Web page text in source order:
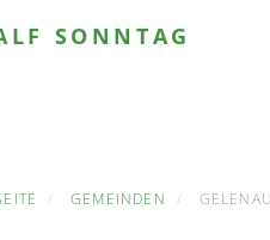
SONNTAG
GEMEINDEN